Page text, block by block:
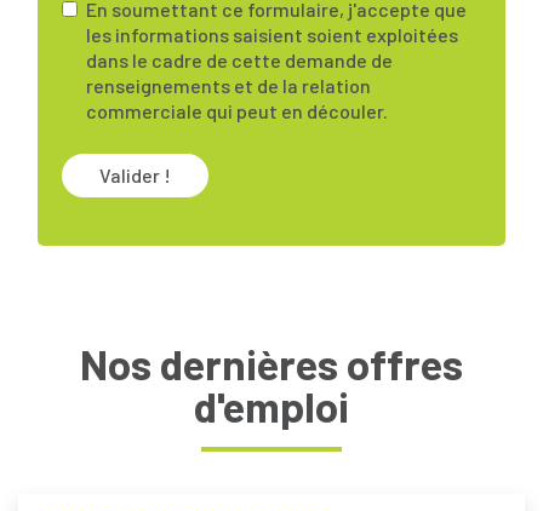
En soumettant ce formulaire, j'accepte que
les informations saisient soient exploitées
dans le cadre de cette demande de
renseignements et de la relation
commerciale qui peut en découler.
Valider !
Nos dernières offres
d'emploi